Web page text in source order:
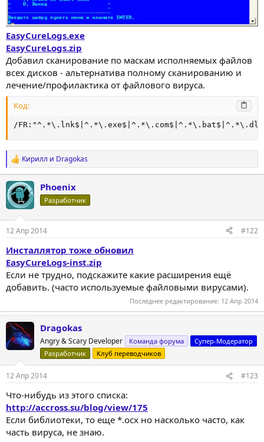
EasyCureLogs.exe
EasyCureLogs.zip
Добавил сканирование по маскам исполняемых файлов
всех дисков - альтернатива полному сканированию и
лечение/профилактика от файлового вируса.
Код:
/
Р
е
а
к
ц
и
и
:
Кирилл и Dragokas
Phoenix
Разработчик
12 Апр 2014 #122
Инсталлятор тоже обновил
EasyCureLogs-inst.zip
Если не трудно, подскажите какие расширения ещё
добавить. (часто используемые файловыми вирусами).
Последнее редактирование: 12 Апр 2014
Dragokas
Angry & Scary Developer Команда форума
Супер-Модератор
Разработчик
Клуб переводчиков
12 Апр 2014 #123
Что-нибудь из этого списка:
http://accross.su/blog/view/175
Если библиотеки, то еще *.ocx но насколько часто, как
часть вируса, не знаю.